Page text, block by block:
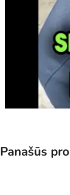
Panašūs